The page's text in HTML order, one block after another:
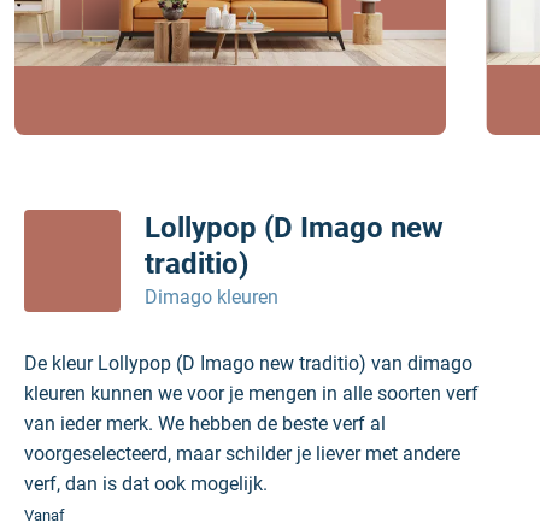
Lollypop (D Imago new
traditio)
Dimago kleuren
De kleur Lollypop (D Imago new traditio) van dimago
kleuren kunnen we voor je mengen in alle soorten verf
van ieder merk. We hebben de beste verf al
voorgeselecteerd, maar schilder je liever met andere
verf, dan is dat ook mogelijk.
Vanaf